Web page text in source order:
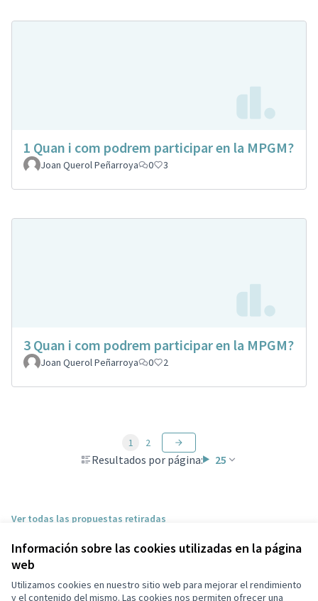
Información sobre las cookies utilizadas en la página
web
Utilizamos cookies en nuestro sitio web para mejorar el rendimiento
y el contenido del mismo. Las cookies nos permiten ofrecer una
1 Quan i com podrem participar en la MPGM?
Joan Querol Peñarroya 0 3
3 Quan i com podrem participar en la MPGM?
Joan Querol Peñarroya 0 2
Resultados por página: 25
1 2
Ver todas las propuestas retiradas
Términos y condiciones de uso
Configuración de cookies
Ayuntamiento de Castelldefels en X
Ayuntamiento de Castelldefels en Facebook
Ayuntamiento de Castelldefels en Instagram
Ayuntamiento de Castelldefels en YouTube